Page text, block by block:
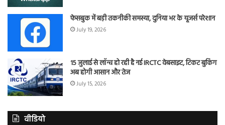
फेसबुक में बड़ी तकनीकी समस्या, दुनिया भर के यूजर्स परेशान
July 19, 2026
15 जुलाई से लॉन्च हो रही है नई IRCTC वेबसाइट, टिकट बुकिंग
अब होगी आसान और तेज
July 15, 2026
वीडियो